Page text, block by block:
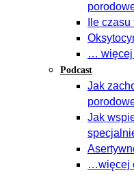
Ile
… więcej
Podcast
Jak
Jak
…więcej